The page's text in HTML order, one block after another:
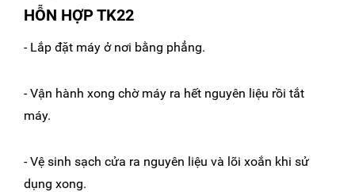
HỖN HỢP TK22
- Lắp đặt máy ở nơi bằng phẳng.
- Vận hành xong chờ máy ra hết nguyên liệu rồi tắt
máy.
- Vệ sinh sạch cửa ra nguyên liệu và lõi xoắn khi sử
dụng xong.